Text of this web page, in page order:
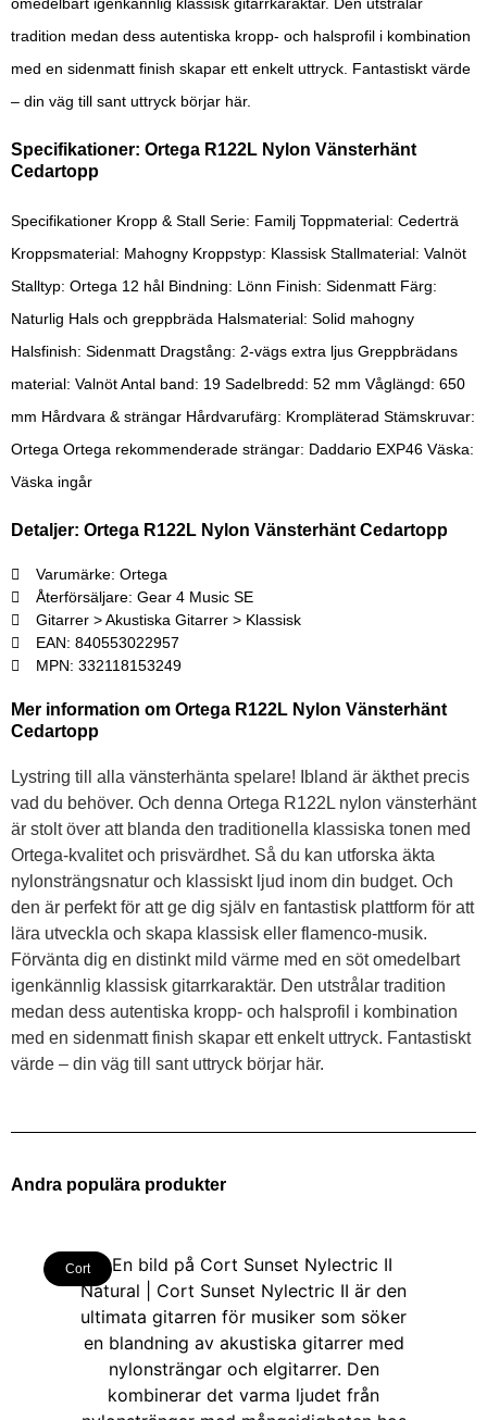
omedelbart igenkännlig klassisk gitarrkaraktär. Den utstrålar
tradition medan dess autentiska kropp- och halsprofil i kombination
med en sidenmatt finish skapar ett enkelt uttryck. Fantastiskt värde
– din väg till sant uttryck börjar här.
Specifikationer: Ortega R122L Nylon Vänsterhänt
Cedartopp
Specifikationer Kropp & Stall Serie: Familj Toppmaterial: Cederträ
Kroppsmaterial: Mahogny Kroppstyp: Klassisk Stallmaterial: Valnöt
Stalltyp: Ortega 12 hål Bindning: Lönn Finish: Sidenmatt Färg:
Naturlig Hals och greppbräda Halsmaterial: Solid mahogny
Halsfinish: Sidenmatt Dragstång: 2-vägs extra ljus Greppbrädans
material: Valnöt Antal band: 19 Sadelbredd: 52 mm Våglängd: 650
mm Hårdvara & strängar Hårdvarufärg: Krompläterad Stämskruvar:
Ortega Ortega rekommenderade strängar: Daddario EXP46 Väska:
Väska ingår
Detaljer: Ortega R122L Nylon Vänsterhänt Cedartopp
Varumärke: Ortega
Återförsäljare: Gear 4 Music SE
Gitarrer > Akustiska Gitarrer > Klassisk
EAN: 840553022957
MPN: 332118153249
Mer information om Ortega R122L Nylon Vänsterhänt
Cedartopp
Lystring till alla vänsterhänta spelare! Ibland är äkthet precis
vad du behöver. Och denna Ortega R122L nylon vänsterhänt
är stolt över att blanda den traditionella klassiska tonen med
Ortega-kvalitet och prisvärdhet. Så du kan utforska äkta
nylonsträngsnatur och klassiskt ljud inom din budget. Och
den är perfekt för att ge dig själv en fantastisk plattform för att
lära utveckla och skapa klassisk eller flamenco-musik.
Förvänta dig en distinkt mild värme med en söt omedelbart
igenkännlig klassisk gitarrkaraktär. Den utstrålar tradition
medan dess autentiska kropp- och halsprofil i kombination
med en sidenmatt finish skapar ett enkelt uttryck. Fantastiskt
värde – din väg till sant uttryck börjar här.
Andra populära produkter
Cort